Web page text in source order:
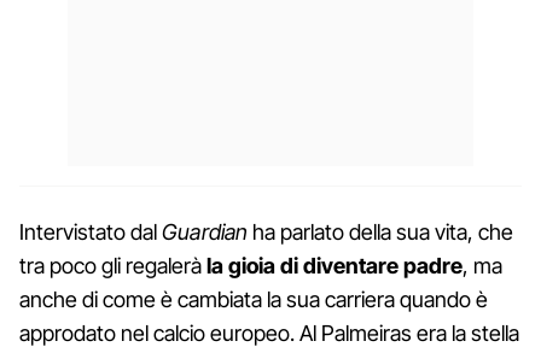
Intervistato dalGuardian ha parlato della sua vita, che
tra poco gli regaleràla gioia di diventare padre, ma
anche di come è cambiata la sua carriera quando è
approdato nel calcio europeo. Al Palmeiras era la stella